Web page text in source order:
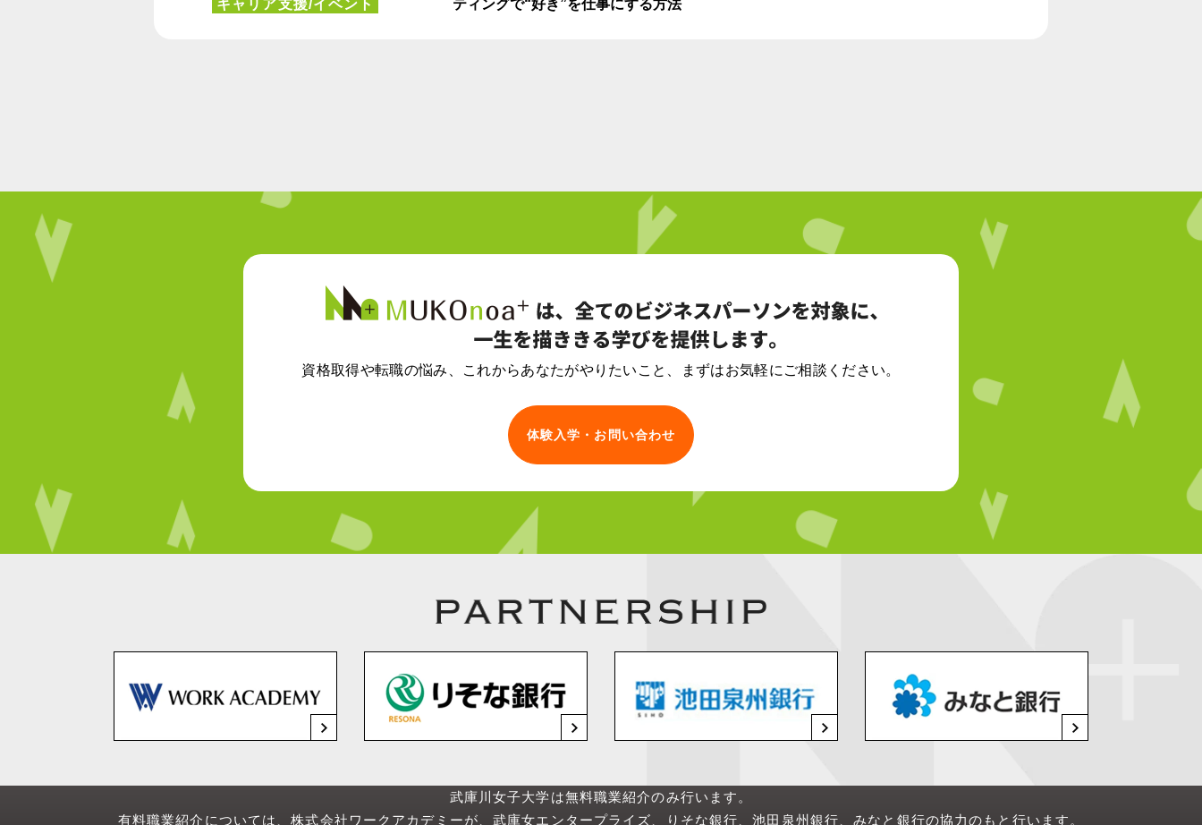
キャリア支援/イベント
ティングで“好き”を仕事にする方法
資格取得や転職の悩み、 これからあなたがやりたいこと、 まずはお気軽にご相談ください。
体験入学・お問い合わせ
武庫川女子大学は無料職業紹介のみ行います。
有料職業紹介については、株式会社ワークアカデミーが、武庫女エンタープライズ、りそな銀行、池田泉州銀行、みなと銀行の協力のもと行います。